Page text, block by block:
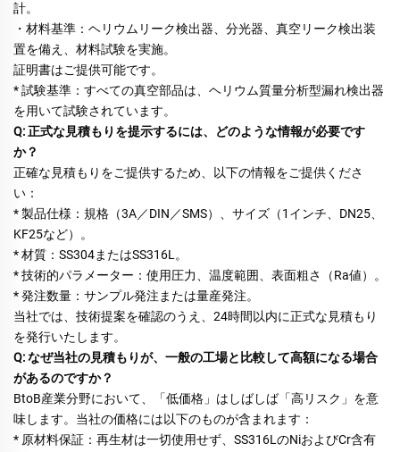
計。
・材料基準：ヘリウムリーク検出器、分光器、真空リーク検出装
置を備え、材料試験を実施。
証明書はご提供可能です。
* 試験基準：すべての真空部品は、ヘリウム質量分析型漏れ検出器
を用いて試験されています。
Q: 正式な見積もりを提示するには、どのような情報が必要です
か？
正確な見積もりをご提供するため、以下の情報をご提供くださ
い：
* 製品仕様：規格（3A／DIN／SMS）、サイズ（1インチ、DN25、
KF25など）。
* 材質：SS304またはSS316L。
* 発注数量：サンプル発注または量産発注。
当社では、技術提案を確認のうえ、24時間以内に正式な見積もり
を発行いたします。
Q: なぜ当社の見積もりが、一般の工場と比較して高額になる場合
があるのですか？
BtoB産業分野において、「低価格」はしばしば「高リスク」を意
味します。当社の価格には以下のものが含まれます：
* 原材料保証：再生材は一切使用せず、SS316LのNiおよびCr含有